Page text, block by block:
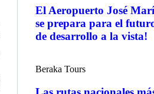
El Aeropuerto José
se prepara para el
de desarrollo a la vista!
Beraka Tours